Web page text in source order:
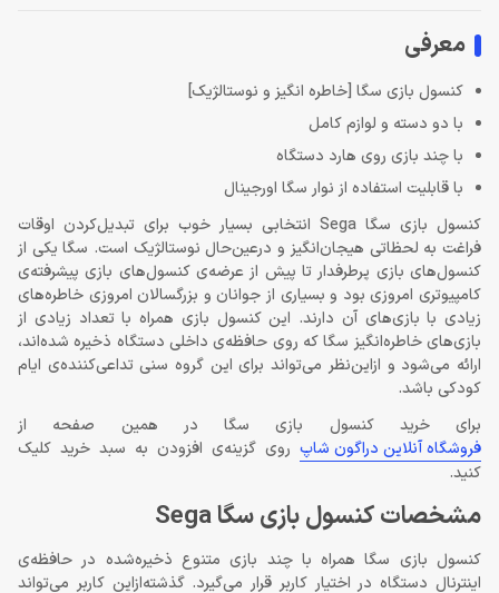
معرفی
کنسول بازی سگا [خاطره انگیز و نوستالژیک]
با دو دسته و لوازم کامل
با چند بازی روی هارد دستگاه
با قابلیت استفاده از نوار سگا اورجینال
کنسول بازی سگا Sega انتخابی بسیار خوب برای تبدیل‌کردن اوقات
فراغت به لحظاتی هیجان‌انگیز و درعین‌حال نوستالژیک است. سگا یکی از
کنسول‌های بازی پرطرفدار تا پیش از عرضه‌ی کنسول‌های بازی پیشرفته‌ی
کامپیوتری امروزی بود و بسیاری از جوانان و بزرگسالان امروزی خاطره‌های
زیادی با بازی‌های آن دارند. این کنسول بازی همراه با تعداد زیادی از
بازی‌های خاطره‌انگیز سگا که روی حافظه‌ی داخلی دستگاه ذخیره شده‌اند،
ارائه می‌شود و ازاین‌نظر می‌تواند برای این گروه سنی تداعی‌کننده‌ی ایام
کودکی باشد.
برای خرید کنسول بازی سگا در همین صفحه از
فروشگاه آنلاین دراگون شاپ روی گزینه‌ی افزودن به سبد خرید کلیک
کنید.
مشخصات کنسول بازی سگا Sega
کنسول بازی سگا همراه با چند بازی متنوع ذخیره‌شده در حافظه‌ی
اینترنال دستگاه در اختیار کاربر قرار می‌گیرد. گذشته‌ازاین کاربر می‌تواند